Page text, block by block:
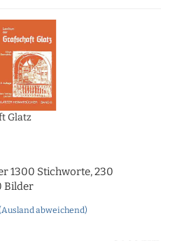
Glatz
1300 Stichworte, 230
Bilder
abweichend)